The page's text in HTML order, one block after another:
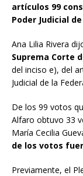
artículos 99
Poder Judicial
Ana Lilia Rivera
Suprema Corte
del inciso e), del
Judicial de la
De los 99 votos
Alfaro obtuvo 33
María Cecilia
de los votos
Previamente, el